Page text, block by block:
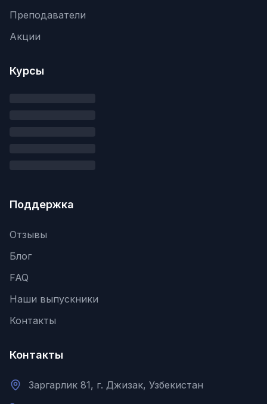
Преподаватели
Акции
Курсы
Поддержка
Отзывы
Блог
FAQ
Наши выпускники
Контакты
Контакты
Заргарлик 81, г. Джизак, Узбекистан